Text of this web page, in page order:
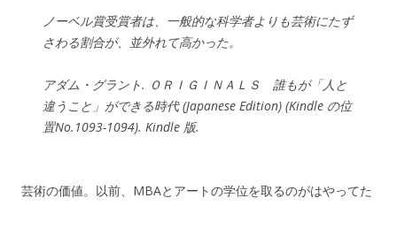
ノーベル賞受賞者は、一般的な科学者よりも芸術にたず
さわる割合が、並外れて高かった。
アダム・グラント. ＯＲＩＧＩＮＡＬＳ 誰もが「人と
違うこと」ができる時代 (Japanese Edition) (Kindle の位
置No.1093-1094). Kindle 版.
芸術の価値。以前、MBAとアートの学位を取るのがはやってた